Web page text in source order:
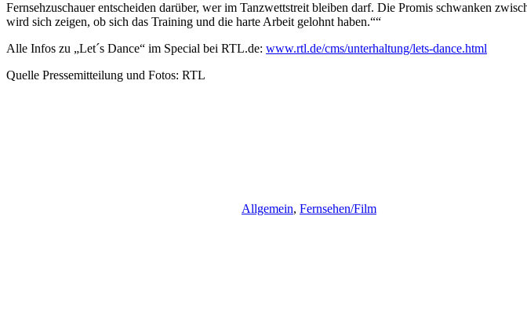
Fernsehzuschauer entscheiden darüber, wer im Tanzwettstreit bleiben darf. Die Promis schwanken
wird sich zeigen, ob sich das Training und die harte Arbeit gelohnt haben.““
Alle Infos zu „Let´s Dance“ im Special bei RTL.de: www.rtl.de/cms/unterhaltung/lets-dance.html
Quelle Pressemitteilung und Fotos: RTL
Allgemein, Fernsehen/Film